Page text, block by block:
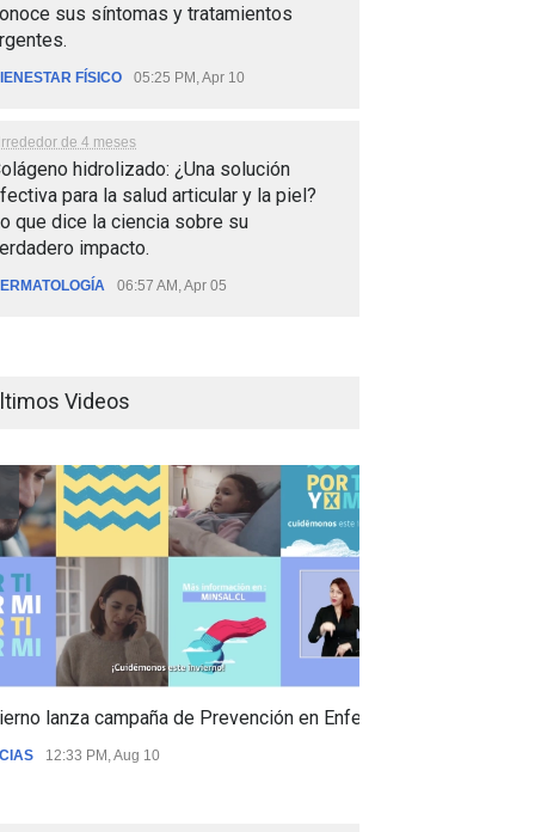
sus síntomas y tratamientos
FÍSICO 05:25 PM, Apr 10
de 4 meses
hidrolizado: ¿Una solución
para la salud articular y la piel?
que dice la ciencia sobre su
impacto.
06:57 AM, Apr 05
Videos
lanza campaña de Prevención en Enfermedades
12:33 PM, Aug 10